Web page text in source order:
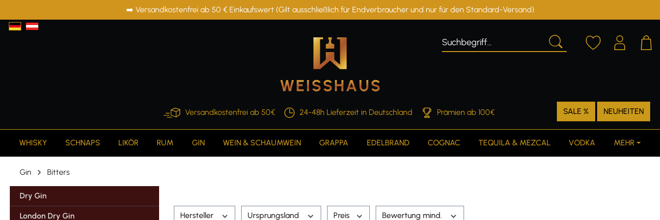
Zur Hauptnavigation springen➡️ Versandkostenfrei ab 50 € Einkaufswert (Gilt ausschließlich für Endverbraucher und nur für den Standard-Versand)
Versandkostenfrei ab 50€ 24-48h Lieferzeit in Deutschland Prämien ab 100€ SALE % NEUHEITEN
WHISKY SCHNAPS LIKÖR RUM GIN WEIN & SCHAUMWEIN GRAPPA EDELBRAND COGNAC TEQUILA & MEZCAL VODKA MEHR
Gin Bitters
Dry Gin
London Dry Gin Hersteller Ursprungsland Preis Bewertung mind.